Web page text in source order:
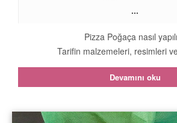
...
Pizza Poğaça nasıl
Tarifin malzemeleri, resimleri ve
Devamını oku